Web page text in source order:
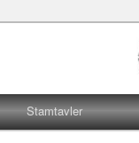
Stamtavler